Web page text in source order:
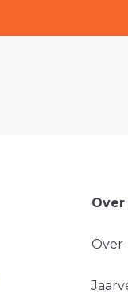
Over
Over